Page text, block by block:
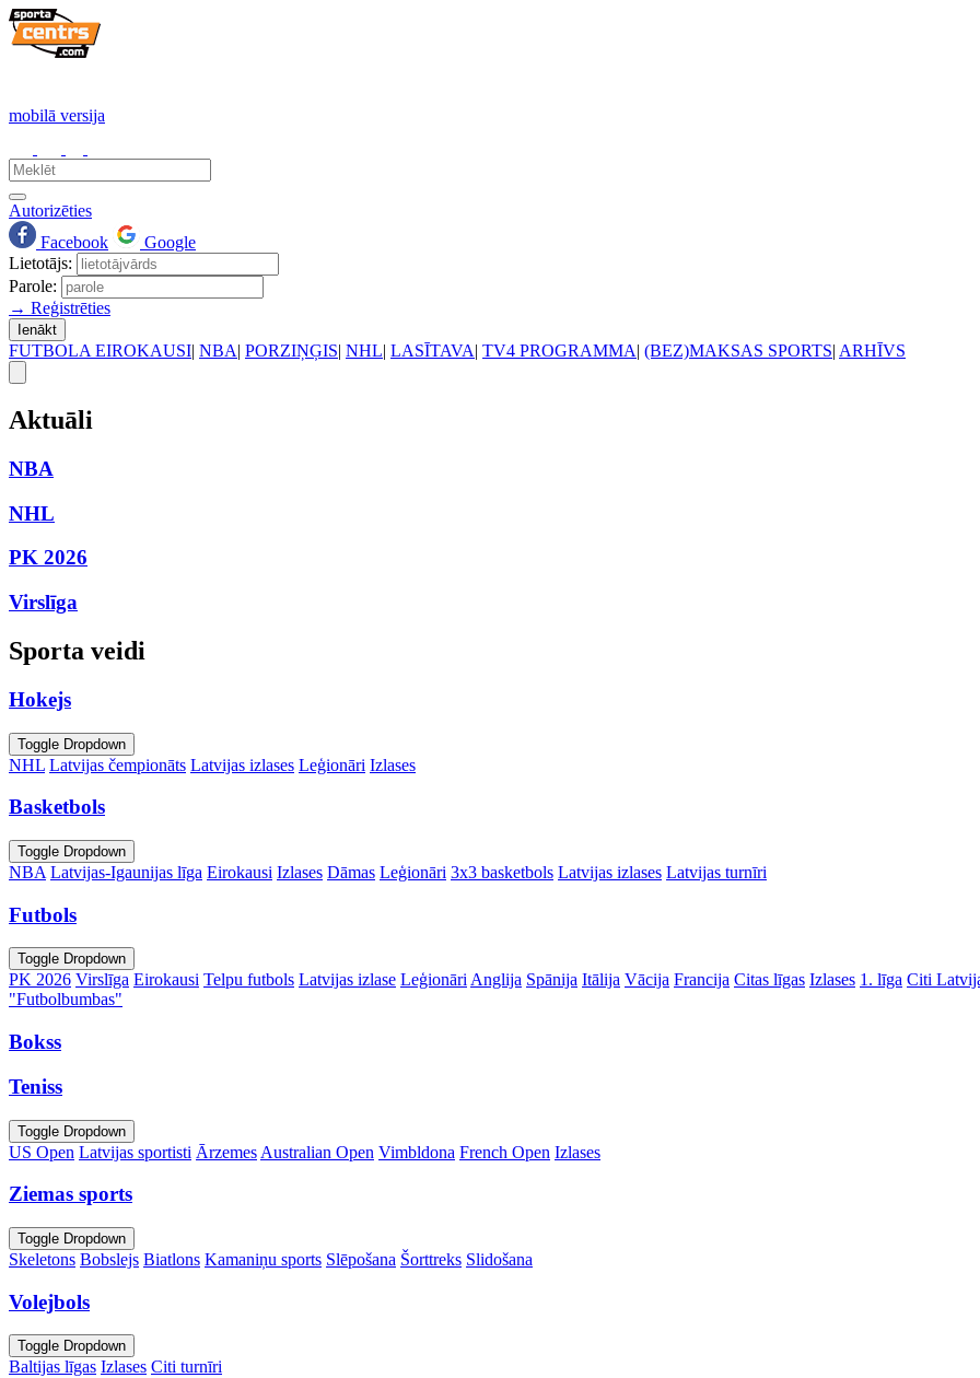
mobilā versija
Autorizēties
Facebook
Google
Lietotājs:
Parole:
→ Reģistrēties
Ienākt
FUTBOLA EIROKAUSI| NBA| PORZIŅĢIS| NHL| LASĪTAVA| TV4 PROGRAMMA| (BEZ)MAKSAS SPORTS| ARHĪVS
Aktuāli
NBA
NHL
PK 2026
Virslīga
Sporta veidi
Hokejs
Toggle Dropdown
NHL Latvijas čempionāts Latvijas izlases Leģionāri Izlases
Basketbols
Toggle Dropdown
NBA Latvijas-Igaunijas līga Eirokausi Izlases Dāmas Leģionāri 3x3 basketbols Latvijas izlases Latvijas turnīri
Futbols
Toggle Dropdown
PK 2026 Virslīga Eirokausi Telpu futbols Latvijas izlase Leģionāri Anglija Spānija Itālija Vācija Francija Citas līgas Izlases 1. līga Citi
"Futbolbumbas"
Bokss
Teniss
Toggle Dropdown
US Open Latvijas sportisti Ārzemes Australian Open Vimbldona French Open Izlases
Ziemas sports
Toggle Dropdown
Skeletons Bobslejs Biatlons Kamaniņu sports Slēpošana Šorttreks Slidošana
Volejbols
Toggle Dropdown
Baltijas līgas Izlases Citi turnīri